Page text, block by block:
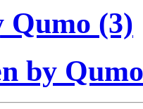
Qumo (3)
by